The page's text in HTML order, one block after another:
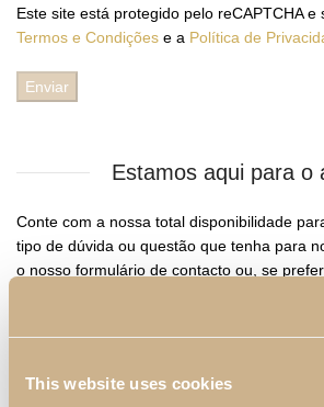
This website uses cookies
Este site está protegido pelo reCAPTCHA e
Termos e Condições e a Política de
Estamos aqui para o
Conte com a nossa total disponibilidade
tipo de dúvida ou questão que tenha para
o nosso formulário de contacto ou, se